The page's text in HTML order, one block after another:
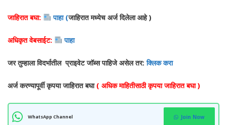
जाहिरात बघा: पाहा (जाहिरात मध्येच अर्ज दिलेला आहे )
अधिकृत वेबसाईट: पाहा
जर तुम्हाला विदर्भातील प्राइवेट जॉब्स पाहिजे असेल तर:क्लिक करा
अर्ज करण्यापूर्वी कृपया जाहिरात बघा ( अधिक माहितीसाठी कृपया जाहिरात बघा )
WhatsApp Channel Join Now